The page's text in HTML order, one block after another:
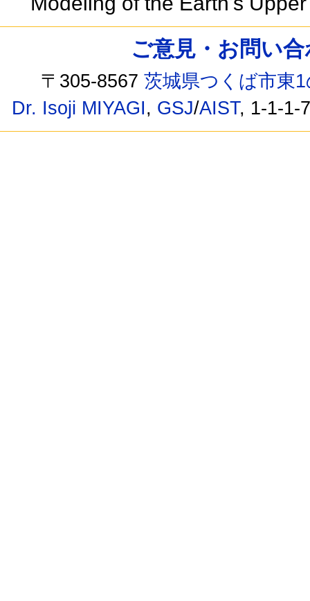
ご意見・お問い
〒305-8567茨城県つくば市東
Dr. Isoji MIYAGI, GSJ/AIST, 1-1-1-